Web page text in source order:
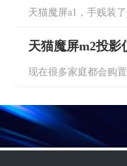
天猫魔屏a1，手贱装
天猫魔屏m2投影
现在很多家庭都会购